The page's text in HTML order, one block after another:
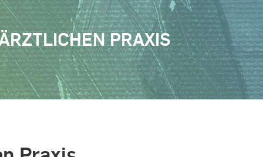
PRAXIS